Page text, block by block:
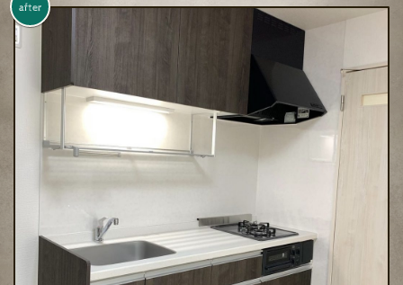
after